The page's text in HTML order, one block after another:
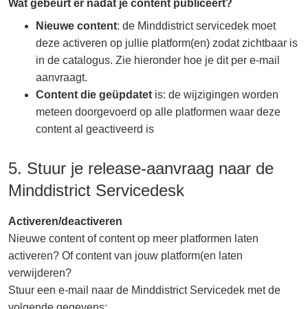
Wat gebeurt er nadat je content publiceert?
Nieuwe content: de Minddistrict servicedek moet
deze activeren op jullie platform(en) zodat zichtbaar is
in de catalogus. Zie hieronder hoe je dit per e-mail
aanvraagt.
Content die geüpdatet is: de wijzigingen worden
meteen doorgevoerd op alle platformen waar deze
content al geactiveerd is
5. Stuur je release-aanvraag naar de
Minddistrict Servicedesk
Activeren/deactiveren
Nieuwe content of content op meer platformen laten
activeren? Of content van jouw platform(en laten
verwijderen?
Stuur een e-mail naar de Minddistrict Servicedek met de